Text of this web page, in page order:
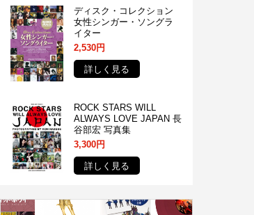
ディスク・コレクション
女性シンガー・ソングラ
イター
2,530円
詳しく見る
ROCK STARS WILL
ALWAYS LOVE JAPAN 長
谷部宏 写真集
3,300円
詳しく見る